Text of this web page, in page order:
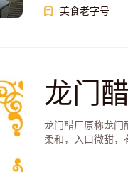
美食老字号
龙门
龙门醋厂原称龙门
柔和，入口微甜，